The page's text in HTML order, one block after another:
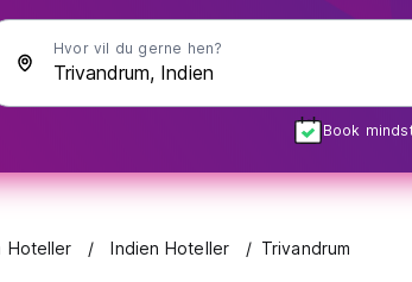
Hvor vil du gerne hen?
Book
Hoteller Indien Hoteller Trivandrum